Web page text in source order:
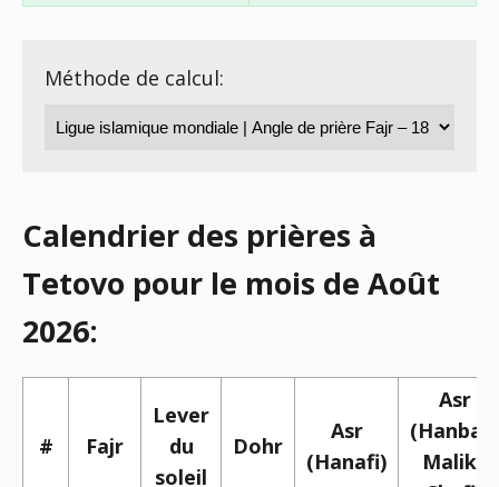
Méthode de calcul:
Calendrier des prières à
Tetovo pour le mois de Août
2026:
# Fajr
Lever
du
soleil
Dohr
Asr
(Hanafi)
Asr
(Hanbali,
Maliki,